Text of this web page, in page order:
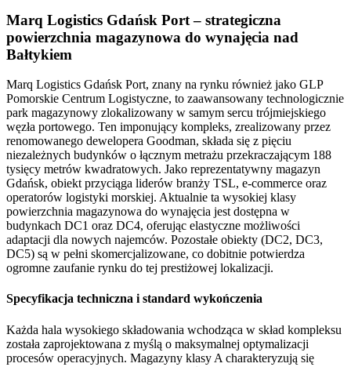
Marq Logistics Gdańsk Port – strategiczna
powierzchnia magazynowa do wynajęcia nad
Bałtykiem
Marq Logistics Gdańsk Port, znany na rynku również jako GLP
Pomorskie Centrum Logistyczne, to zaawansowany technologicznie
park magazynowy zlokalizowany w samym sercu trójmiejskiego
węzła portowego. Ten imponujący kompleks, zrealizowany przez
renomowanego dewelopera Goodman, składa się z pięciu
niezależnych budynków o łącznym metrażu przekraczającym 188
tysięcy metrów kwadratowych. Jako reprezentatywny magazyn
Gdańsk, obiekt przyciąga liderów branży TSL, e-commerce oraz
operatorów logistyki morskiej. Aktualnie ta wysokiej klasy
powierzchnia magazynowa do wynajęcia jest dostępna w
budynkach DC1 oraz DC4, oferując elastyczne możliwości
adaptacji dla nowych najemców. Pozostałe obiekty (DC2, DC3,
DC5) są w pełni skomercjalizowane, co dobitnie potwierdza
ogromne zaufanie rynku do tej prestiżowej lokalizacji.
Specyfikacja techniczna i standard wykończenia
Każda hala wysokiego składowania wchodząca w skład kompleksu
została zaprojektowana z myślą o maksymalnej optymalizacji
procesów operacyjnych. Magazyny klasy A charakteryzują się